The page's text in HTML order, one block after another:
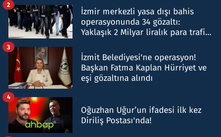
İzmir merkezli yasa dışı bahis
operasyonunda 34 gözaltı:
Yaklaşık 2 Milyar liralık para trafiği
2
İzmit Belediyesi'ne operasyon!
Başkan Fatma Kaplan Hürriyet ve
eşi gözaltına alındı
3
Oğuzhan Uğur’un ifadesi ilk kez
Diriliş Postası'nda!
4